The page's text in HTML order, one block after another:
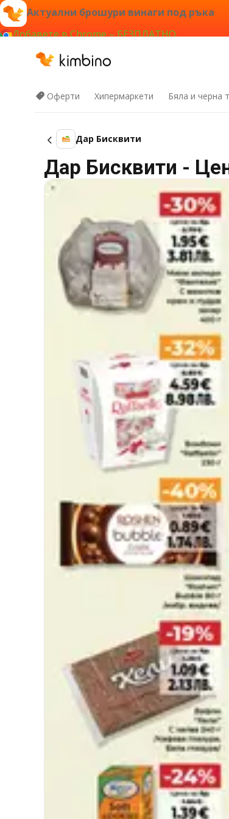
Актуални брошури винаги под ръка
Добавете в Chrome – БЕЗПЛАТНО
Оферти Хипермаркети Бяла и черна
Дар Бисквити
Дар Бисквити -